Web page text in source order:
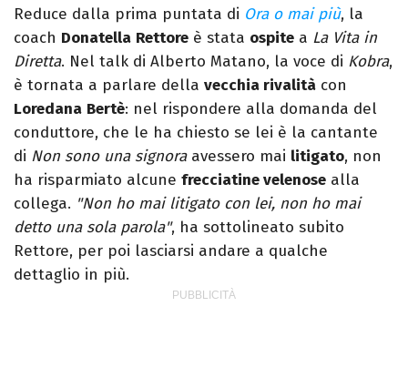
sul comodino, insieme a un romanzo di
Zafon.
Reduce dalla prima puntata di Ora o mai più, la
coach Donatella Rettore è stata ospite a La Vita in
Diretta. Nel talk di Alberto Matano, la voce di Kobra,
è tornata a parlare della vecchia rivalità con
Loredana Bertè: nel rispondere alla domanda del
conduttore, che le ha chiesto se lei è la cantante
di Non sono una signoraavessero mai litigato, non
ha risparmiato alcune frecciatine velenose alla
collega. "Non ho mai litigato con lei, non ho mai
detto una sola parola", ha sottolineato subito
Rettore, per poi lasciarsi andare a qualche
dettaglio in più.